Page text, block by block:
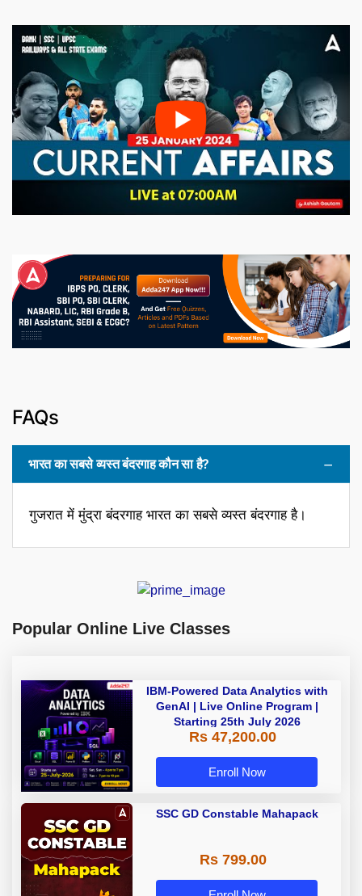
FAQs
भारत का सबसे व्यस्त बंदरगाह कौन सा है?
गुजरात में मुंद्रा बंदरगाह भारत का सबसे व्यस्त बंदरगाह है।
Popular Online Live Classes
IBM-Powered Data Analytics with
GenAI | Live Online Program |
Starting 25th July 2026
Rs 47,200.00
Enroll Now
SSC GD Constable Mahapack
Rs 799.00